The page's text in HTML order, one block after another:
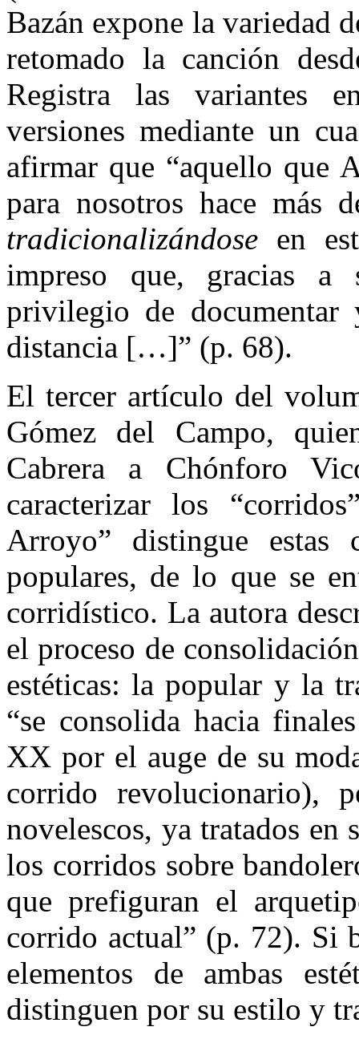
Bazán expone la variedad
retomado la canción
Registra las variantes
versiones mediante un
afirmar que “aquello que
para nosotros hace más
tradicionalizándose en
impreso que, gracias a
privilegio de documentar
distancia […]” (p. 68).
El tercer artículo del
Gómez del Campo,
Cabrera a Chónforo
caracterizar los
Arroyo” distingue estas
populares, de lo que se
corridístico. La autora
el proceso de
estéticas: la popular y la
“se consolida hacia
XX por el auge de su
corrido revolucionario),
novelescos, ya tratados
los corridos sobre
que prefiguran el
corrido actual” (p. 72). Si
elementos de ambas
distinguen por su estilo y